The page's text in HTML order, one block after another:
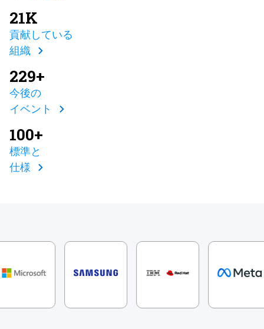
21K
貢献している
組織
229+
今後の
イベント
100+
標準と
仕様